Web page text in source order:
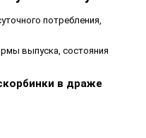
потребления,
выпуска, состояния
в драже